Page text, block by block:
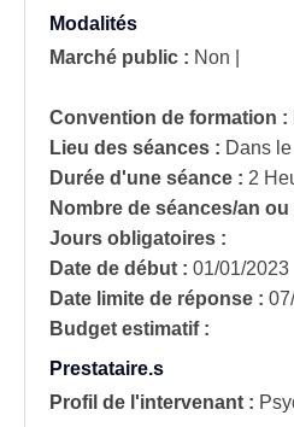
Modalités
Marché public : Non
Convention de formation :
Lieu des séances : Dans
Durée d'une séance : 2
Nombre de séances/an
Jours obligatoires :
Date de début : 01/01/2023
Date limite de réponse :
Budget estimatif :
Prestataire.s
Profil de l'intervenant :